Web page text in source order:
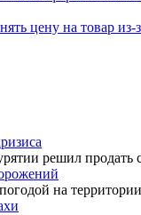
цену на товар из-
решил
на